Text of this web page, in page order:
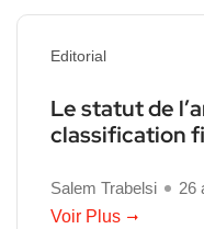
Editorial
Le statut de
classification
Salem Trabelsi
26
Voir Plus